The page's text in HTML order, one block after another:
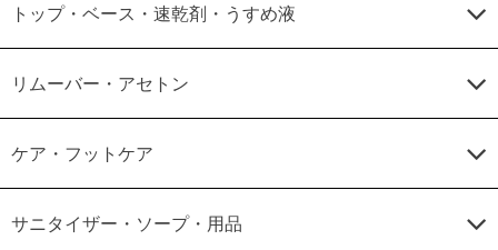
トップ・ベース・速乾剤・うすめ液
リムーバー・アセトン
ケア・フットケア
サニタイザー・ソープ・用品